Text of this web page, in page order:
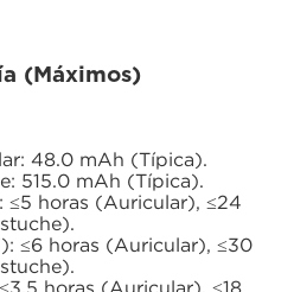
(Máximos)
48.0 mAh (Típica).
515.0 mAh (Típica).
≤5 horas (Auricular), ≤24
≤6 horas (Auricular), ≤30
horas (Auricular), ≤18